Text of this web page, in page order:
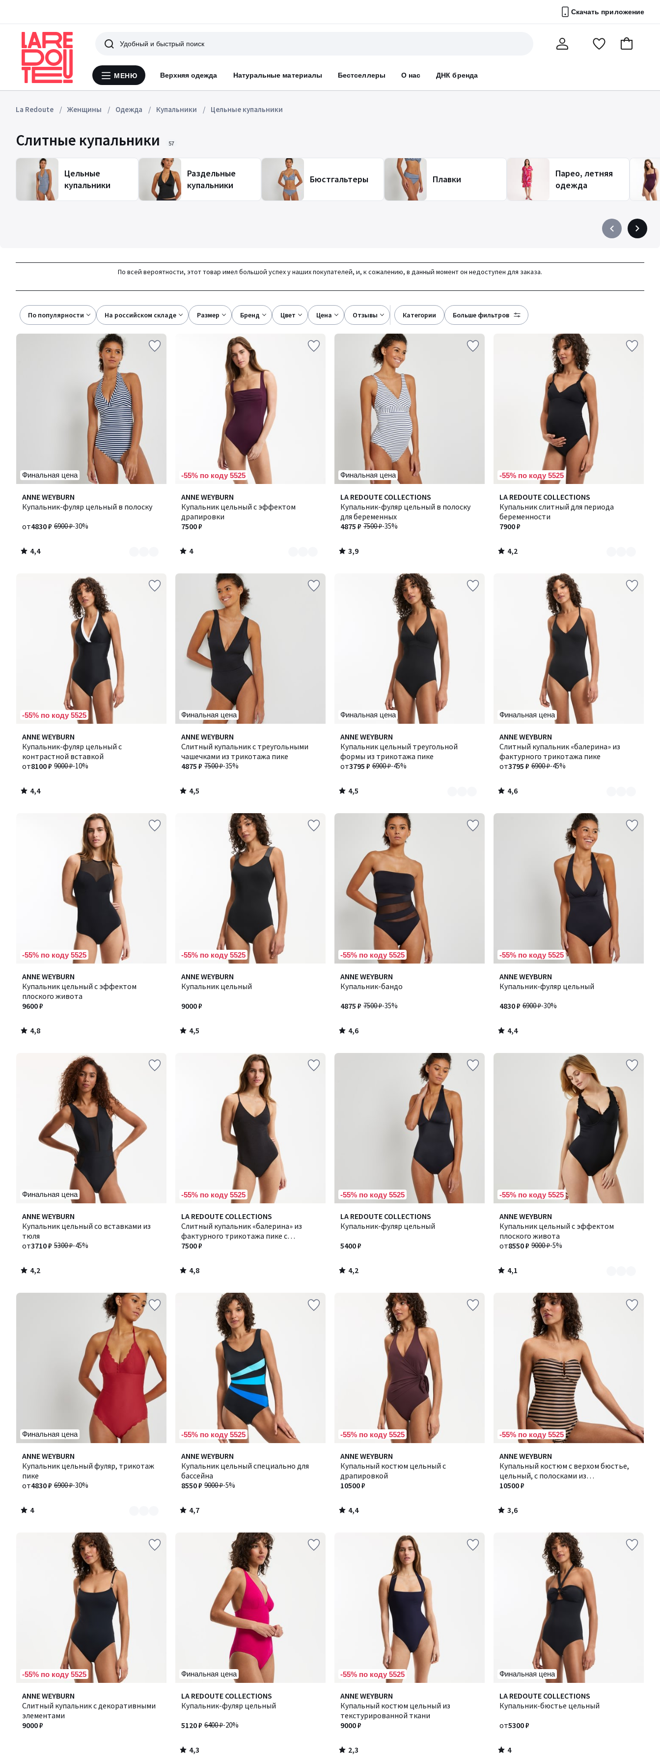
Скачать приложение
Меню
МЕНЮ Верхняя одежда Натуральные материалы Бестселлеры О нас ДНК бренда
Поиск
ПерейтиВ
La Redoute Женщины Одежда Купальники Цельные купальники
Слитные купальники 57
Цельные
купальники
Раздельные
купальники
Бюстгальтеры Плавки
Парео, летняя
одежда
Précédent
à
Suivant
à
По всей вероятности, этот товар имел большой успех у наших покупателей, и, к сожалению, в данный момент он недоступен для заказа.
По популярности на российском складе размер бренд цвет цена отзывы категории больше фильтров
Финальная цена
ANNE WEYBURN
Купальник-фуляр цельный в полоску
6900 ₽-30%
от4830 ₽
4,4
/ 5
Количество
цветов:
4,4
/
-55% по коду 5525
ANNE WEYBURN
Купальник цельный с эффектом
драпировки
7500 ₽
4
/
5
Количество
цветов:
3
4
/
Финальная цена
LA REDOUTE COLLECTIONS
Купальник-фуляр цельный в полоску
для беременных
7500 ₽-35%
4875 ₽
3,9
/ 5
3,9
/
-55% по коду 5525
LA REDOUTE COLLECTIONS
Купальник слитный для периода
беременности
7900 ₽
4,2
/ 5
Количество
цветов:
2
4,2
/
-55% по коду 5525
ANNE WEYBURN
Купальник-фуляр цельный с
контрастной вставкой
9000 ₽-10%
от8100 ₽
4,4
/ 5
4,4
/
Финальная цена
ANNE WEYBURN
Слитный купальник с треугольными
чашечками из трикотажа пике
7500 ₽-35%
4875 ₽
4,5
/ 5
4,5
/
Финальная цена
ANNE WEYBURN
Купальник цельный треугольной
формы из трикотажа пике
6900 ₽-45%
от3795 ₽
4,5
/ 5
Количество
цветов:
3
4,5
/
Финальная цена
ANNE WEYBURN
Слитный купальник «балерина» из
фактурного трикотажа пике
6900 ₽-45%
от3795 ₽
4,6
/ 5
Количество
цветов:
3
4,6
/
-55% по коду 5525
ANNE WEYBURN
Купальник цельный с эффектом
плоского живота
9600 ₽
4,8
/ 5
4,8
/
-55% по коду 5525
ANNE WEYBURN
Купальник цельный
9000 ₽
4,5
/ 5
4,5
/
-55% по коду 5525
ANNE WEYBURN
Купальник-бандо
7500 ₽-35%
4875 ₽
4,6
/ 5
4,6
/
-55% по коду 5525
ANNE WEYBURN
Купальник-фуляр цельный
6900 ₽-30%
4830 ₽
4,4
/ 5
4,4
/
Финальная цена
ANNE WEYBURN
Купальник цельный со вставками из
тюля
5300 ₽-45%
от3710 ₽
4,2
/ 5
4,2
/
-55% по коду 5525
LA REDOUTE COLLECTIONS
Слитный купальник «балерина» из
фактурного трикотажа пике с
люрексом
7500 ₽
4,8
/ 5
4,8
/
-55% по коду 5525
LA REDOUTE COLLECTIONS
Купальник-фуляр цельный
5400 ₽
4,2
/ 5
4,2
/
-55% по коду 5525
ANNE WEYBURN
Купальник цельный с эффектом
плоского живота
9000 ₽-5%
от8550 ₽
4,1
/ 5
Количество
цветов:
3
4,1
/
Финальная цена
ANNE WEYBURN
Купальник цельный фуляр, трикотаж
пике
6900 ₽-30%
от4830 ₽
4
/
5
Количество
цветов:
3
4
/
-55% по коду 5525
ANNE WEYBURN
Купальник цельный специально для
бассейна
9000 ₽-5%
8550 ₽
4,7
/ 5
4,7
/
-55% по коду 5525
ANNE WEYBURN
Купальный костюм цельный с
драпировкой
10500 ₽
4,4
/ 5
4,4
/
-55% по коду 5525
ANNE WEYBURN
Купальный костюм с верхом бюстье,
цельный, с полосками из
металлизированной нити
10500 ₽
3,6
/ 5
3,6
/
-55% по коду 5525
ANNE WEYBURN
Слитный купальник с декоративными
элементами
9000 ₽
Финальная цена
LA REDOUTE COLLECTIONS
Купальник-фуляр цельный
6400 ₽-20%
5120 ₽
4,3
/ 5
4,3
/
-55% по коду 5525
ANNE WEYBURN
Купальный костюм цельный из
текстурированной ткани
9000 ₽
2,3
/ 5
2,3
/
Финальная цена
LA REDOUTE COLLECTIONS
Купальник-бюстье цельный
от5300 ₽
4
/
4
/